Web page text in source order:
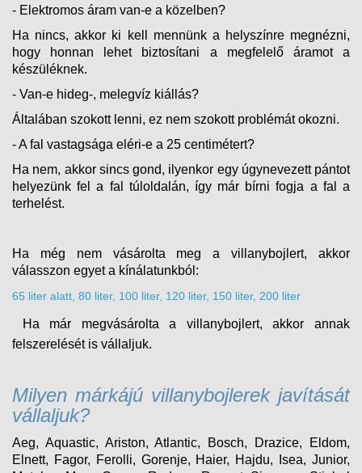
- Elektromos áram van-e a közelben?
Ha nincs, akkor ki kell mennünk a helyszínre megnézni,
hogy honnan lehet biztosítani a megfelelő áramot a
készüléknek.
- Van-e hideg-, melegvíz kiállás?
Általában szokott lenni, ez nem szokott problémát okozni.
- A fal vastagsága eléri-e a 25 centimétert?
Ha nem, akkor sincs gond, ilyenkor egy úgynevezett pántot
helyezünk fel a fal túloldalán, így már bírni fogja a fal a
terhelést.
Ha még nem vásárolta meg a villanybojlert, akkor
válasszon egyet a kínálatunkból:
65 liter alatt , 80 liter, 100 liter, 120 liter, 150 liter, 200 liter
Ha már megvásárolta a villanybojlert, akkor annak
felszerelését is vállaljuk.
Milyen márkájú villanybojlerek javítását
vállaljuk?
Aeg, Aquastic, Ariston, Atlantic, Bosch, Drazice, Eldom,
Elnett, Fagor, Ferolli, Gorenje, Haier, Hajdu, Isea, Junior,